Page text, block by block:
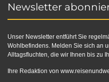
Newsletter
Unser Newsletter entführt Sie
Wohlbefindens. Melden Sie sich an
Alltagsfluchten, die wir Ihnen bis zu
Ihre Redaktion von